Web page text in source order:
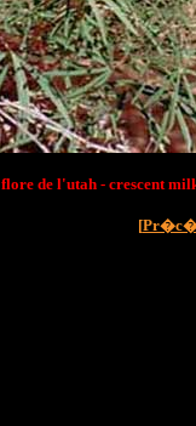
flore de l'utah - crescent
[